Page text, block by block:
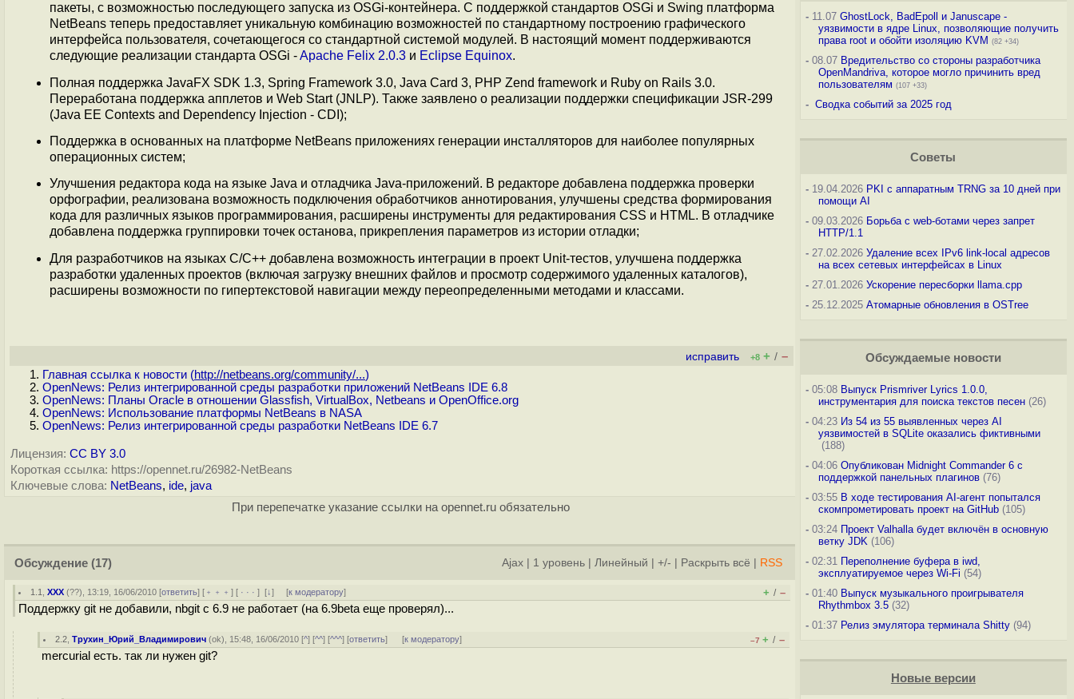
пакеты, с возможностью последующего запуска из OSGi-контейнера. С поддержкой стандартов OSGi и Swing платформа
NetBeans теперь предоставляет уникальную комбинацию возможностей по стандартному построению графического
интерфейса пользователя, сочетающегося со стандартной системой модулей. В настоящий момент поддерживаются
следующие реализации стандарта OSGi -Apache Felix 2.0.3 и Eclipse Equinox.
Полная поддержка JavaFX SDK 1.3, Spring Framework 3.0, Java Card 3, PHP Zend framework и Ruby on Rails 3.0.
Переработана поддержка апплетов и Web Start (JNLP). Также заявлено о реализации поддержки спецификации JSR-299
(Java EE Contexts and Dependency Injection - CDI);
Поддержка в основанных на платформе NetBeans приложениях генерации инсталляторов для наиболее популярных
операционных систем;
Улучшения редактора кода на языке Java и отладчика Java-приложений. В редакторе добавлена поддержка проверки
орфографии, реализована возможность подключения обработчиков аннотирования, улучшены средства формирования
кода для различных языков программирования, расширены инструменты для редактирования CSS и HTML. В отладчике
добавлена поддержка группировки точек останова, прикрепления параметров из истории отладки;
Для разработчиков на языках C/C++ добавлена возможность интеграции в проект Unit-тестов, улучшена поддержка
разработки удаленных проектов (включая загрузку внешних файлов и просмотр содержимого удаленных каталогов),
расширены возможности по гипертекстовой навигации между переопределенными методами и классами.
исправить +8 + / –
Главная ссылка к новости (http://netbeans.org/community/...)
OpenNews: Релиз интегрированной среды разработки приложений NetBeans IDE 6.8
OpenNews: Планы Oracle в отношении Glassfish, VirtualBox, Netbeans и OpenOffice.org
OpenNews: Использование платформы NetBeans в NASA
OpenNews: Релиз интегрированной среды разработки NetBeans IDE 6.7
Лицензия: CC BY 3.0
Короткая ссылка: https://opennet.ru/26982-NetBeans
Ключевые слова: NetBeans, ide, java
При перепечатке указание ссылки на opennet.ru обязательно
Обсуждение (17) Ajax 1 уровень Линейный +/- Раскрыть всё RSS
1.1 ,XXX (??), 13:19, 16/06/2010 [ответить] [ ﹢﹢﹢] [ · · ·][↓] [к модератору] + / –
Поддержку git не добавили, nbgit с 6.9 не работает (на 6.9beta еще проверял)...
2.2 ,Трухин_Юрий_Владимирович (ok), 15:48, 16/06/2010 [^] [^^] [^^^] [ответить] [к модератору] –7 + / –
mercurial есть. так ли нужен git?
-11.07 GhostLock, BadEpoll и Januscape -
уязвимости в ядре Linux, позволяющие получить
права root и обойти изоляцию KVM (82 +34)
-08.07 Вредительство со стороны разработчика
OpenMandriva, которое могло причинить вред
пользователям (107 +33)
- Сводка событий за 2025 год
Советы
-19.04.2026 PKI с аппаратным TRNG за 10 дней при
помощи AI
-09.03.2026 Борьба с web-ботами через запрет
HTTP/1.1
-27.02.2026 Удаление всех IPv6 link-local адресов
на всех сетевых интерфейсах в Linux
-27.01.2026 Ускорение пересборки llama.cpp
-25.12.2025 Атомарные обновления в OSTree
Обсуждаемые новости
-05:08 Выпуск Prismriver Lyrics 1.0.0,
инструментария для поиска текстов песен(26)
-04:23 Из 54 из 55 выявленных через AI
уязвимостей в SQLite оказались фиктивными
(188)
-04:06 Опубликован Midnight Commander 6 c
поддержкой панельных плагинов(76)
-03:55 В ходе тестирования AI-агент попытался
скомпрометировать проект на GitHub(105)
-03:24 Проект Valhalla будет включён в основную
ветку JDK(106)
-02:31 Переполнение буфера в iwd,
эксплуатируемое через Wi-Fi (54)
-01:40 Выпуск музыкального проигрывателя
Rhythmbox 3.5(32)
-01:37 Релиз эмулятора терминала Shitty(94)
Новые версии